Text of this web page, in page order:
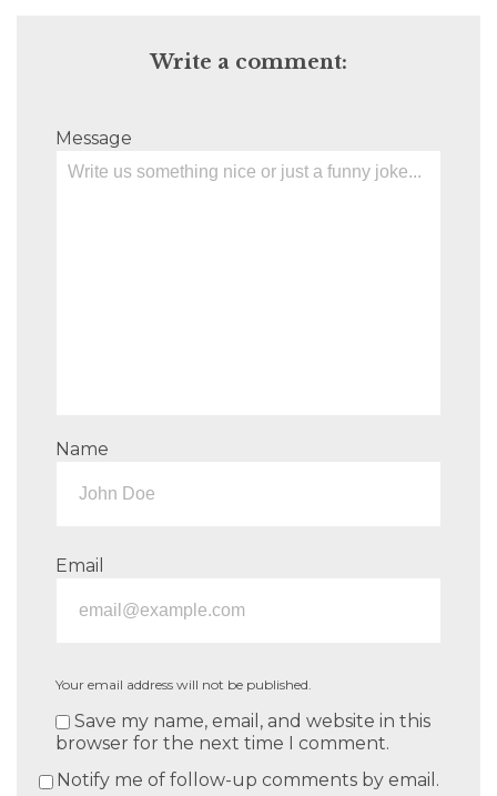
Write a comment:
Message
Name
Email
Your email address will not be published.
Save my name, email, and website in this
browser for the next time I comment.
Notify me of follow-up comments by email.